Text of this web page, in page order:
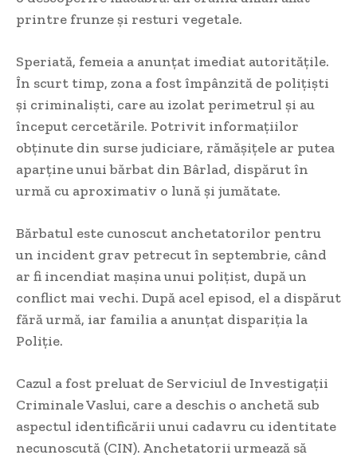
printre frunze și resturi vegetale.
Speriată, femeia a anunțat imediat autoritățile.
În scurt timp, zona a fost împânzită de polițiști
și criminaliști, care au izolat perimetrul și au
început cercetările. Potrivit informațiilor
obținute din surse judiciare, rămășițele ar putea
aparține unui bărbat din Bârlad, dispărut în
urmă cu aproximativ o lună și jumătate.
Bărbatul este cunoscut anchetatorilor pentru
un incident grav petrecut în septembrie, când
ar fi incendiat mașina unui polițist, după un
conflict mai vechi. După acel episod, el a dispărut
fără urmă, iar familia a anunțat dispariția la
Poliție.
Cazul a fost preluat de Serviciul de Investigații
Criminale Vaslui, care a deschis o anchetă sub
aspectul identificării unui cadavru cu identitate
necunoscută (CIN). Anchetatorii urmează să